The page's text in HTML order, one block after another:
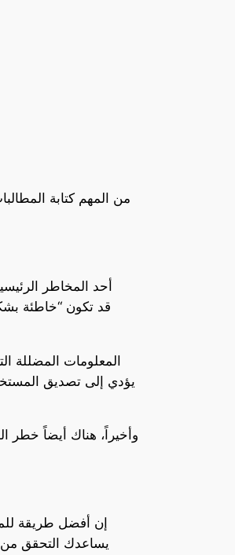
من المهم كتابة
أحد المخاطر
المعلومات المضللة
يؤدي إلى تصديق
وأخيراً، هناك أيضاً خطر
إن أفضل طريقة
يساعدك التحقق من